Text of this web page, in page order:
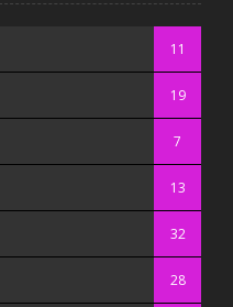
11
19
7
13
32
28